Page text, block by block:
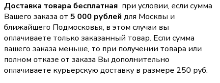
Доставка товара бесплатная при условии, если сумма
Вашего заказа от 5 000 рублей для Москвы и
ближайшего Подмосковья, в этом случаи вы
оплачиваете только заказанный товар. Если сумма
вашего заказа меньше, то при получении товара или
полном отказе от заказа Вы дополнительно
оплачиваете курьерскую доставку в размере 250 руб.